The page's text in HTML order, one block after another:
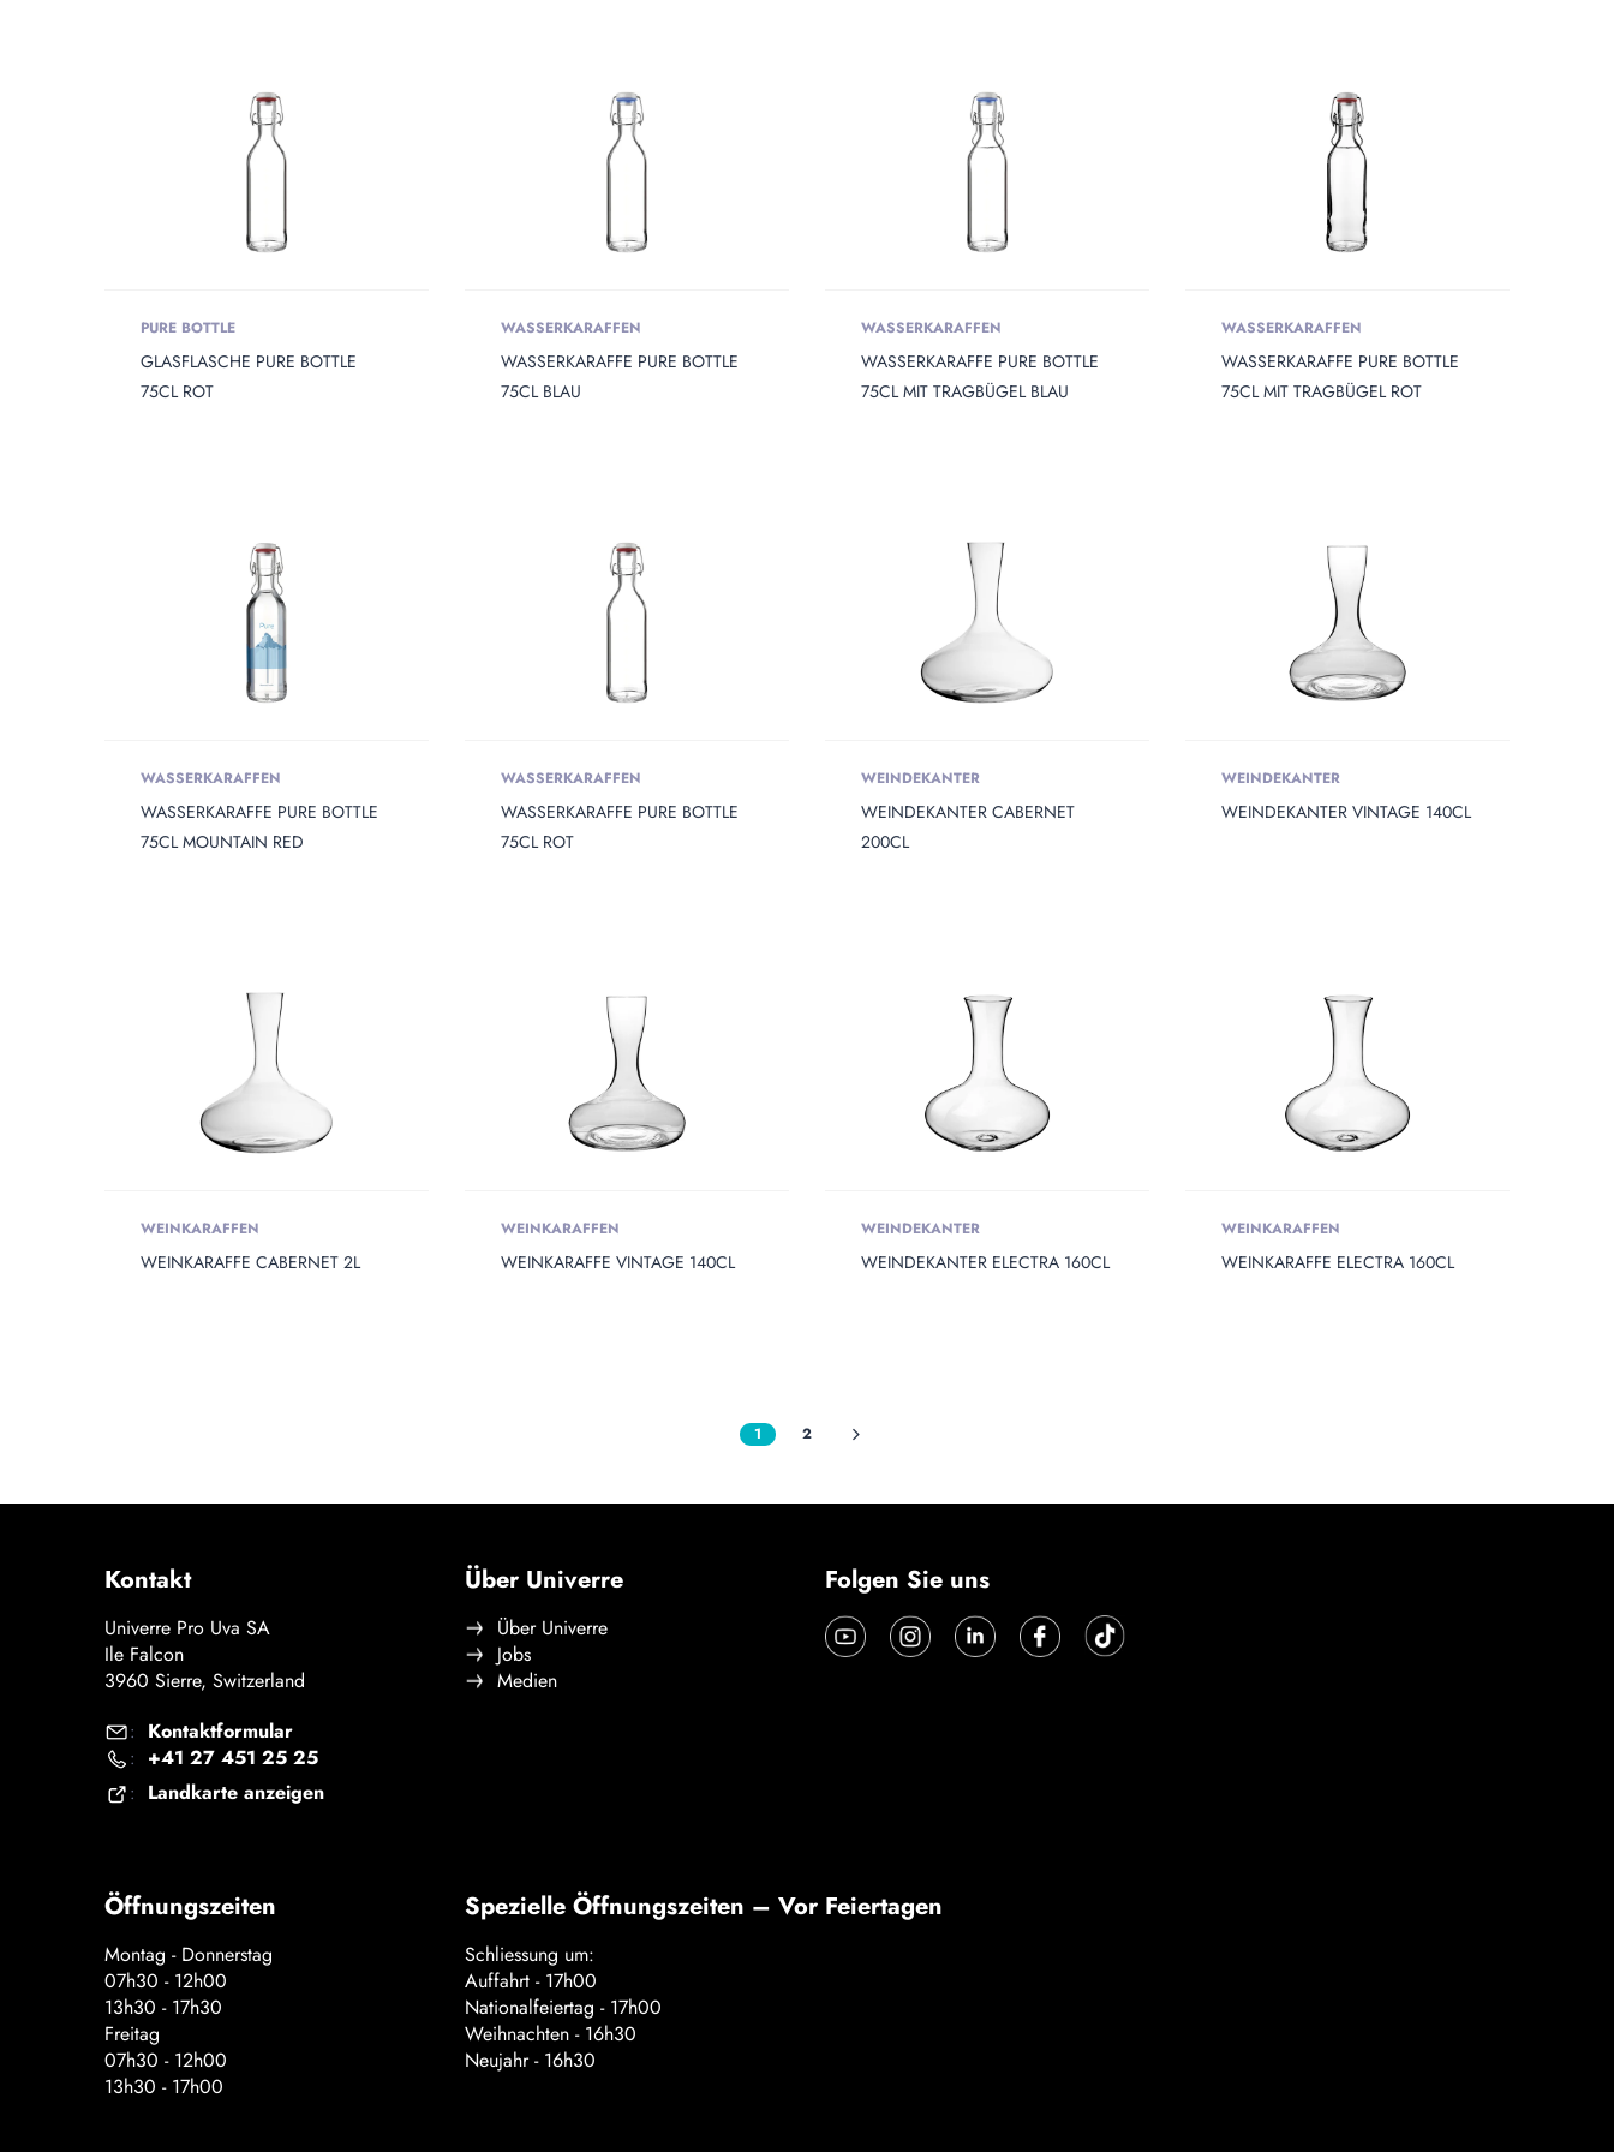
PRODUKT WEIGHT
PURE BOTTLE
GLASFLASCHE PURE BOTTLE
75CL ROT
WASSERKARAFFEN
WASSERKARAFFE PURE BOTTLE
75CL BLAU
WASSERKARAFFEN
WASSERKARAFFE PURE BOTTLE
75CL MIT TRAGBÜGEL BLAU
WASSERKARAFFEN
WASSERKARAFFE PURE BOTTLE
75CL MIT TRAGBÜGEL ROT
WASSERKARAFFEN
WASSERKARAFFE PURE BOTTLE
75CL MOUNTAIN RED
WASSERKARAFFEN
WASSERKARAFFE PURE BOTTLE
75CL ROT
WEINDEKANTER
WEINDEKANTER CABERNET
200CL
WEINDEKANTER
WEINDEKANTER VINTAGE 140CL
WEINKARAFFEN
WEINKARAFFE CABERNET 2L
WEINKARAFFEN
WEINKARAFFE VINTAGE 140CL
WEINDEKANTER
WEINDEKANTER ELECTRA 160CL
WEINKARAFFEN
WEINKARAFFE ELECTRA 160CL
1 2
Kontakt
Univerre Pro Uva SA
Ile Falcon
3960 Sierre, Switzerland
: Kontaktformular
: +41 27 451 25 25
: Landkarte anzeigen
Über Univerre
Über Univerre
Jobs
Medien
Folgen Sie uns
Öffnungszeiten
Montag - Donnerstag
07h30 - 12h00
13h30 - 17h30
Freitag
07h30 - 12h00
13h30 - 17h00
Spezielle Öffnungszeiten – Vor Feiertagen
Schliessung um:
Auffahrt - 17h00
Nationalfeiertag - 17h00
Weihnachten - 16h30
Neujahr - 16h30